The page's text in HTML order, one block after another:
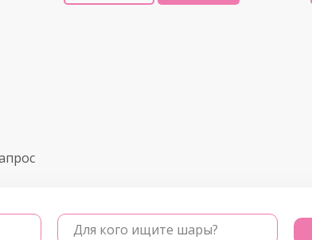
Для кого ищите шары?